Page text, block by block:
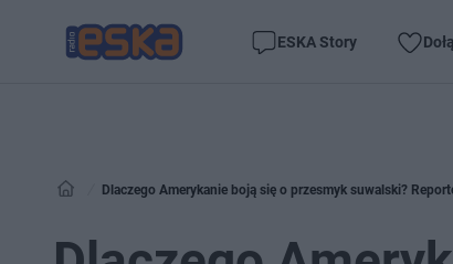
ESKA Story
Dlaczego Amerykanie boją się o przesmyk suwalski?